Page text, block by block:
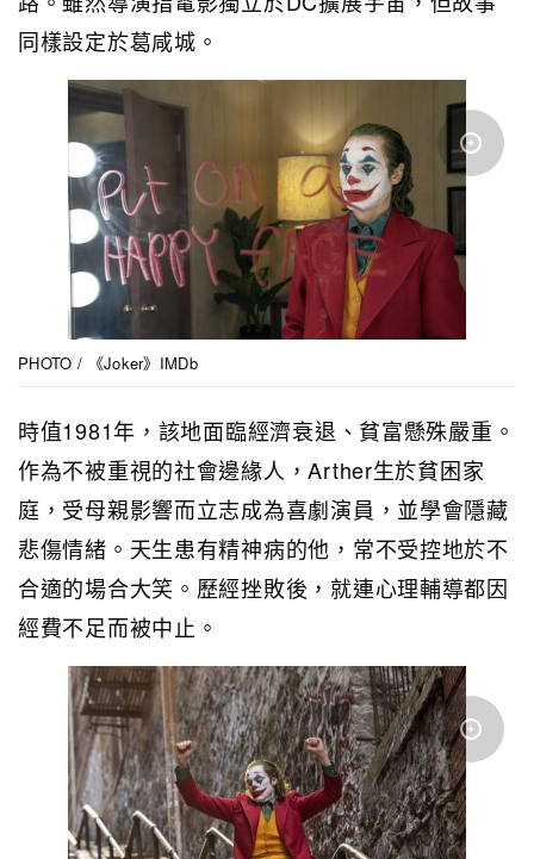
同樣設定於葛咸城。
PHOTO / 《Joker》IMDb
時值1981年，該地面臨經濟衰退、貧富懸殊嚴重。
作為不被重視的社會邊緣人，Arther生於貧困家
庭，受母親影響而立志成為喜劇演員，並學會隱藏
悲傷情緒。天生患有精神病的他，常不受控地於不
合適的場合大笑。歷經挫敗後，就連心理輔導都因
經費不足而被中止。